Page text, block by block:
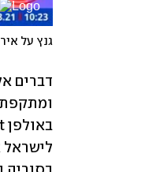
גנץ על
באולפן ynet כי